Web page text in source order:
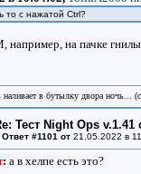
то с нажатой Ctrl?
на пачке
наливает в бутылку двора ночь...
Тест Night Ops
Ответ #1101 от 21.05.2022 в
: а в хелпе есть это?